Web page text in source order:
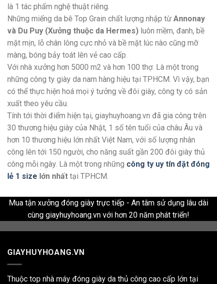
là 1 tác phẩm nghệ thuật riêng.
Những miếng da bê Top Grain chất lượng nhập từ Annonay
và Du Puy (Xưởng thuộc da Hermes) luôn mềm, đanh, bề
mặt mịn, lỗ chân lông cực nhỏ và bề mặt lúc nào cũng mỡ
màng, bóng bảy toát lên vẻ cao cấp.
Với nhà xưởng hơn 5000 m2 và hơn 100 thợ. Là một trong
những công ty giày da nam hàng hiệu tại TPHCM. Vì vậy, bạn
có thể thực hiện hoá mọi ý tưởng về đôi giày, công ty có sản
xuất theo yêu cầu.
Tính tới thời điểm hiện tại, giayhuyhoang.vn đã gia công trên
30 thương hiệu giày của Nhật, 1 số tên tuổi của châu Âu và
hơn 10 thương hiệu lớn nhất Việt Nam, với số lượng nhân
công lên tới 150 người, cho năng suất gần 200 đôi giày thủ
công mỗi ngày. Là một trong những công ty uy tín đặt đóng
lẻ 1 size lớn nhất tại TPHCM.
Mua tận xưởng đóng giày trực tiếp - An tâm sử dụng lâu dài
cùng giayhuyhoang.vn với hơn 20 năm phát triển!
GIAYHUYHOANG.VN
Thuộc top nhà máy đóng giày da thủ công cao cấp lớn tại